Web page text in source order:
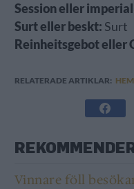
Session eller
Surt eller beskt: Surt
Reinheitsgebot eller
RELATERADE ARTIKLAR:
Vinnare föll